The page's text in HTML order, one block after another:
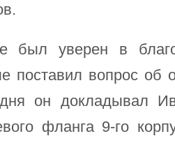
был уверен в
поставил вопрос
он докладывал
фланга 9-го